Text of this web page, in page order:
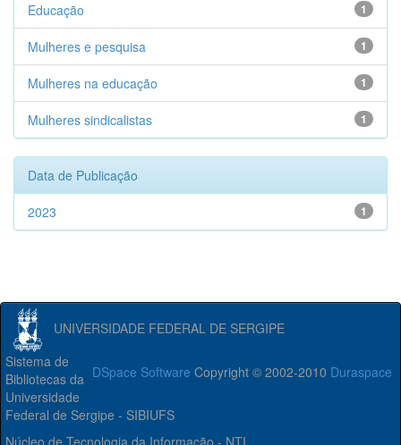
1
Educação
1
Mulheres e pesquisa
1
Mulheres na educação
1
Mulheres sindicalistas
Data de Publicação
1
2023
UNIVERSIDADE FEDERAL DE SERGIPE
DSpace Software Copyright © 2002-2010 Duraspace
Sistema de
Bibliotecas da
Universidade
Federal de Sergipe - SIBIUFS
Núcleo de Tecnologia da Informação - NTI